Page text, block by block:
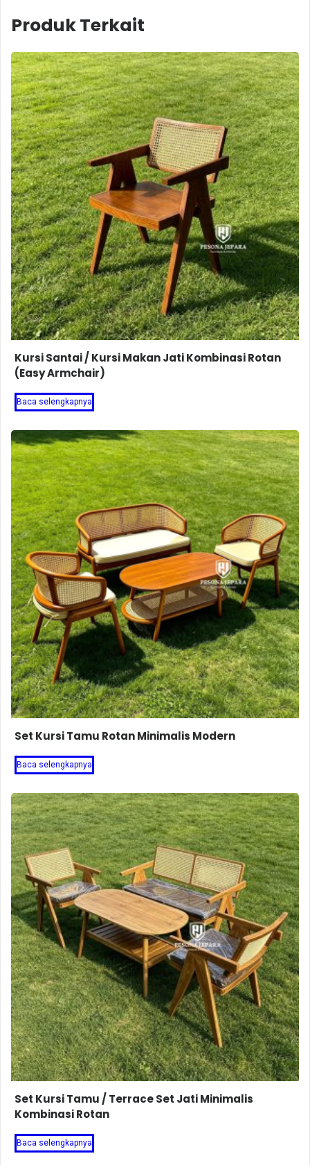
Produk Terkait
Kursi Santai / Kursi Makan Jati Kombinasi Rotan
(Easy Armchair)
Baca selengkapnya
Set Kursi Tamu Rotan Minimalis Modern
Baca selengkapnya
Set Kursi Tamu / Terrace Set Jati Minimalis
Kombinasi Rotan
Baca selengkapnya